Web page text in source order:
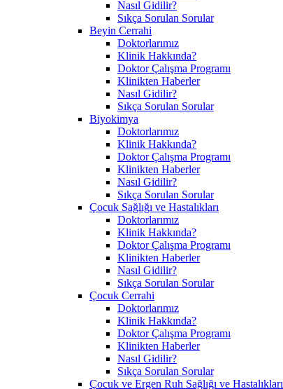
Nasıl Gidilir?
Sıkça Sorulan Sorular
Beyin Cerrahi
Doktorlarımız
Klinik Hakkında?
Doktor Çalışma Programı
Klinikten Haberler
Nasıl Gidilir?
Sıkça Sorulan Sorular
Biyokimya
Doktorlarımız
Klinik Hakkında?
Doktor Çalışma Programı
Klinikten Haberler
Nasıl Gidilir?
Sıkça Sorulan Sorular
Çocuk Sağlığı ve Hastalıkları
Doktorlarımız
Klinik Hakkında?
Doktor Çalışma Programı
Klinikten Haberler
Nasıl Gidilir?
Sıkça Sorulan Sorular
Çocuk Cerrahi
Doktorlarımız
Klinik Hakkında?
Doktor Çalışma Programı
Klinikten Haberler
Nasıl Gidilir?
Sıkça Sorulan Sorular
Çocuk ve Ergen Ruh Sağlığı ve Hastalıkları